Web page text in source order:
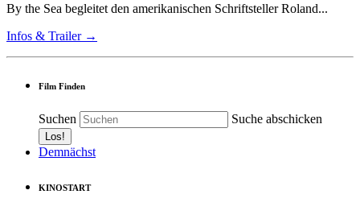
By the Sea begleitet den amerikanischen Schriftsteller Roland...
Infos & Trailer →
Film Finden
Suchen Suche abschicken
Demnächst
KINOSTART